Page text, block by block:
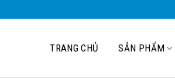
TRANG CHỦ SẢN PHẨM